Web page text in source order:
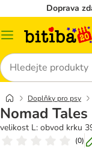
Doprava
Kategorie
Hledat
Doplňky pro psy
Nomad
velikost L: obvod krku
(0)